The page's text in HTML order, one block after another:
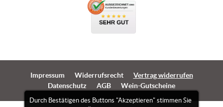
Durch Bestätigen des Buttons "Akzeptieren" stimmen Sie
Impressum Widerrufsrecht
Vertrag widerrufen
Datenschutz
AGB Wein-Gutscheine